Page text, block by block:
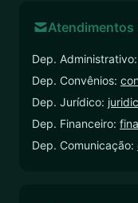
Atendimentos
Dep. Administrativo:
Dep. Convênios:
Dep. Jurídico:
Dep. Financeiro:
Dep. Comunicação: